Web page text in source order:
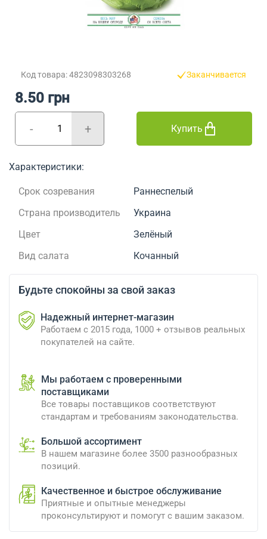
Код товара: 4823098303268 Заканчивается
- +
8.50 грн
Купить
Характеристики:
Срок созревания
Раннеспелый
Страна производитель
Украина
Цвет
Зелёный
Вид салата
Кочанный
Будьте спокойны за свой заказ
Надежный интернет-магазин
Работаем с 2015 года, 1000 + отзывов реальных
покупателей на сайте.
Мы работаем с проверенными
поставщиками
Все товары поставщиков соответствуют
стандартам и требованиям законодательства.
Большой ассортимент
В нашем магазине более 3500 разнообразных
позиций.
Качественное и быстрое обслуживание
Приятные и опытные менеджеры
проконсультируют и помогут с вашим заказом.